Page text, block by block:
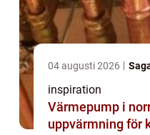
04 augusti 2026
inspiration
Värmepump i
uppvärmning för